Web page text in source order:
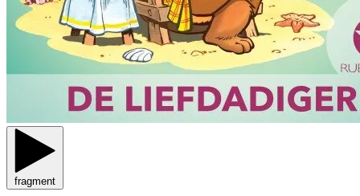
fragment